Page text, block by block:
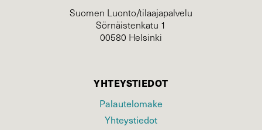
Suomen Luonto/tilaajapalvelu
Sörnäistenkatu 1
00580 Helsinki
YHTEYSTIEDOT
Palautelomake
Yhteystiedot